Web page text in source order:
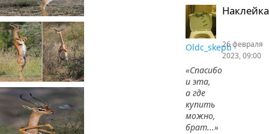
Наклейка
Oldc_skepti
«Спасибо
и эта,
а где
купить
можно,
брат...»
26 февраля
2023, 09:00